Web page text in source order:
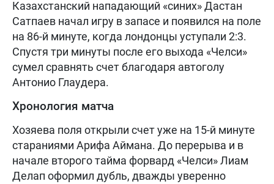
Казахстанский нападающий «синих» Дастан
Сатпаев начал игру в запасе и появился на поле
на 86-й минуте, когда лондонцы уступали 2:3.
Спустя три минуты после его выхода «Челси»
сумел сравнять счет благодаря автоголу
Антонио Глаудера.
Хронология матча
Хозяева поля открыли счет уже на 15-й минуте
стараниями Арифа Аймана. До перерыва и в
начале второго тайма форвард «Челси» Лиам
Делап оформил дубль, дважды уверенно